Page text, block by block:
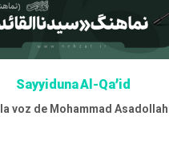
Isma‘ Ya Sion
Con la voz de Abuzar Rouhi